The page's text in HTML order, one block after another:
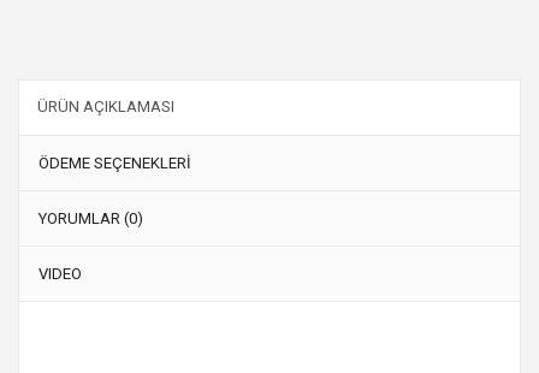
ÜRÜN AÇIKLAMASI
ÖDEME SEÇENEKLERİ
YORUMLAR (0)
VIDEO